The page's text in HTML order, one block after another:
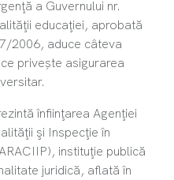
a Guvernului nr.
educaţiei, aprobată
2006, aduce câteva
privește asigurarea
înfiinţarea Agenţiei
şi Inspecţie în
instituţie publică
juridică, aflată în